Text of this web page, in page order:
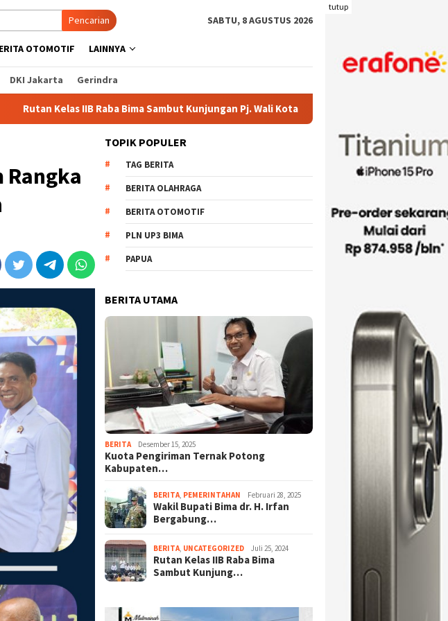
tutup
Pencarian SABTU, 8 AGUSTUS 2026
OTOMOTIF LAINNYA
DKI Jakarta Gerindra
Bima Sambut Kunjungan Pj. Wali Kota Ir. H. Mohammad Rum, MT
Rangka
TOPIK POPULER
TAG BERITA
BERITA OLAHRAGA
BERITA OTOMOTIF
PLN UP3 BIMA
PAPUA
BERITA UTAMA
BERITA Desember 15, 2025
Kuota Pengiriman Ternak Potong
Kabupaten…
BERITA PEMERINTAHAN Februari 28, 2025
Wakil Bupati Bima dr. H. Irfan
Bergabung…
BERITA UNCATEGORIZED Juli 25, 2024
Rutan Kelas IIB Raba Bima
Sambut Kunjung…